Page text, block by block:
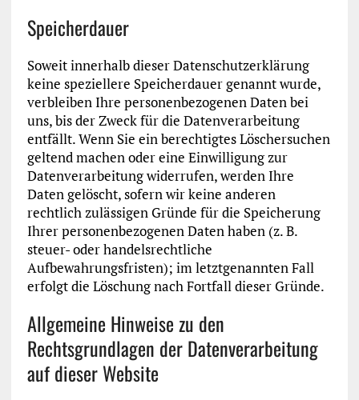
Speicherdauer
Soweit innerhalb dieser Datenschutzerklärung
keine speziellere Speicherdauer genannt wurde,
verbleiben Ihre personenbezogenen Daten bei
uns, bis der Zweck für die Datenverarbeitung
entfällt. Wenn Sie ein berechtigtes Löschersuchen
geltend machen oder eine Einwilligung zur
Datenverarbeitung widerrufen, werden Ihre
Daten gelöscht, sofern wir keine anderen
rechtlich zulässigen Gründe für die Speicherung
Ihrer personenbezogenen Daten haben (z. B.
steuer- oder handelsrechtliche
Aufbewahrungsfristen); im letztgenannten Fall
erfolgt die Löschung nach Fortfall dieser Gründe.
Allgemeine Hinweise zu den
Rechtsgrundlagen der Datenverarbeitung
auf dieser Website